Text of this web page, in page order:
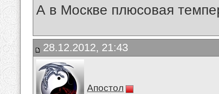
А в Москве плюсовая
28.12.2012, 21:43
Апостол